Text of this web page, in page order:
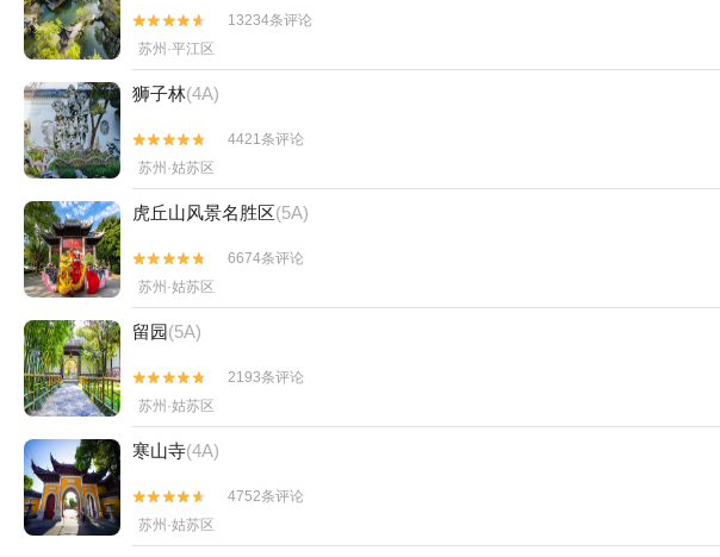


13234条评论
苏州·平江区
狮子林(4A)


4421条评论
苏州·姑苏区
虎丘山风景名胜区(5A)


6674条评论
苏州·姑苏区
留园(5A)


2193条评论
苏州·姑苏区
寒山寺(4A)


4752条评论
苏州·姑苏区